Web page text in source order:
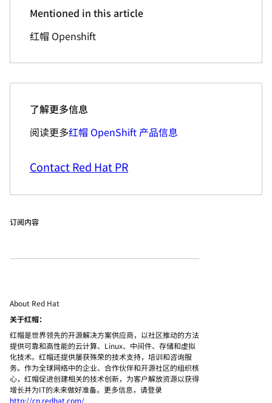
Mentioned in this article
红帽 Openshift
了解更多信息
阅读更多红帽 OpenShift 产品信息
Contact Red Hat PR
订阅内容
About Red Hat
关于红帽：
红帽是世界领先的开源解决方案供应商，以社区推动的方法
提供可靠和高性能的云计算、Linux、中间件、存储和虚拟
化技术。红帽还提供屡获殊荣的技术支持，培训和咨询服
务。作为全球网络中的企业、合作伙伴和开源社区的组织核
心，红帽促进创建相关的技术创新，为客户解放资源以获得
增长并为IT的未来做好准备。更多信息，请登录
http://cn.redhat.com/